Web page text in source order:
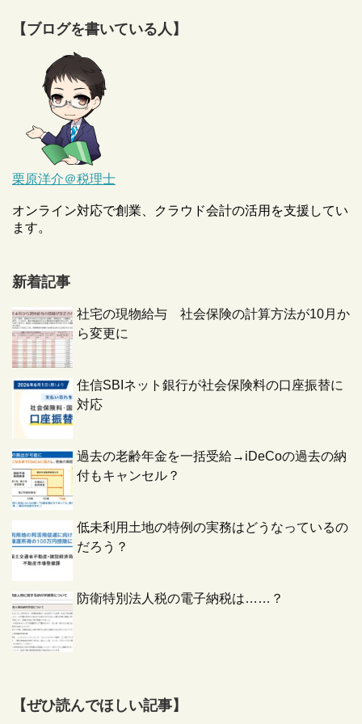
【ブログを書いている人】
栗原洋介＠税理士
オンライン対応で創業、クラウド会計の活用を支援してい
ます。
新着記事
社宅の現物給与 社会保険の計算方法が10月か
ら変更に
住信SBIネット銀行が社会保険料の口座振替に
対応
過去の老齢年金を一括受給→iDeCoの過去の納
付もキャンセル？
低未利用土地の特例の実務はどうなっているの
だろう？
防衛特別法人税の電子納税は……？
【ぜひ読んでほしい記事】